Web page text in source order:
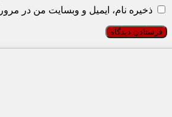
ذخیره نام، ایمیل و وبسایت من در